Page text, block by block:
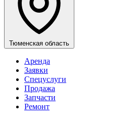
Тюменская область
Аренда
Заявки
Спецуслуги
Продажа
Запчасти
Ремонт